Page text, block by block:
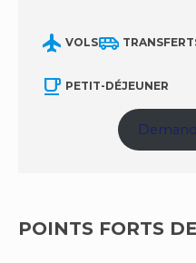
flight VOLSairport_shuttle
free_breakfast PETIT-DÉJEUNER
POINTS FORTS